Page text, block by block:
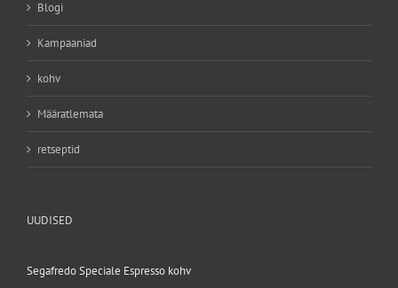
Blogi
Kampaaniad
kohv
Määratlemata
retseptid
UUDISED
Segafredo Speciale Espresso kohv